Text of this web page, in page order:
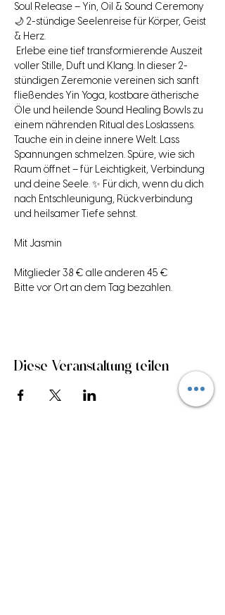
Soul Release – Yin, Oil & Sound Ceremony
🌙 2-stündige Seelenreise für Körper, Geist
& Herz.
voller Stille, Duft und Klang. In dieser 2-
stündigen Zeremonie vereinen sich sanft
fließendes Yin Yoga, kostbare ätherische
Öle und heilende Sound Healing Bowls zu
einem nährenden Ritual des Loslassens.
Tauche ein in deine innere Welt. Lass
Spannungen schmelzen. Spüre, wie sich
Raum öffnet – für Leichtigkeit, Verbindung
und deine Seele. ✨ Für dich, wenn du dich
nach Entschleunigung, Rückverbindung
und heilsamer Tiefe sehnst.
Mit Jasmin
Mitglieder 38 € alle anderen 45 €
Bitte vor Ort an dem Tag bezahlen.
Diese Veranstaltung teilen